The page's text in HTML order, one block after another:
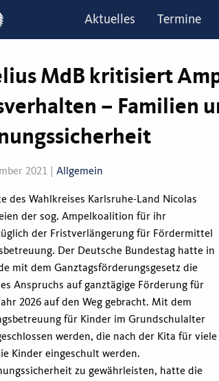
Aktuelles Termine
MdB kritisiert
– Familien
2021 | Allgemein
des Wahlkreises Karlsruhe-Land Nicolas
der sog. Ampelkoalition für ihr
der Fristverlängerung für Fördermittel
Der Deutsche Bundestag hatte in
mit dem Ganztagsförderungsgesetz die
Anspruchs auf ganztägige Förderung für
2026 auf den Weg gebracht. Mit dem
für Kinder im Grundschulalter
werden, die nach der Kita für viele
Kinder eingeschult werden.
zu gewährleisten, hatte die